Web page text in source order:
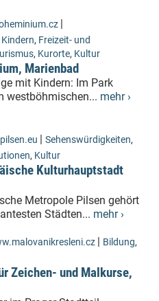
|
, Freizeit- und
, Kurorte, Kultur
Marienbad
mit Kindern: Im Park
westböhmischen... mehr ›
| Sehenswürdigkeiten,
, Kultur
Kulturhauptstadt
Metropole Pilsen gehört
Städten... mehr ›
| Bildung,
Zeichen- und Malkurse,